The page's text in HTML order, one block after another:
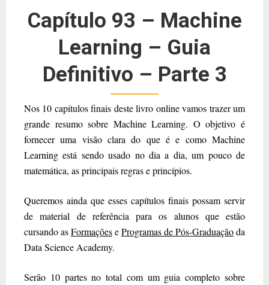
Capítulo 93 – Machine
Learning – Guia
Definitivo – Parte 3
Nos 10 capítulos finais deste livro online vamos trazer um
grande resumo sobre Machine Learning. O objetivo é
fornecer uma visão clara do que é e como Machine
Learning está sendo usado no dia a dia, um pouco de
matemática, as principais regras e princípios.
Queremos ainda que esses capítulos finais possam servir
de material de referência para os alunos que estão
cursando asFormaçõeseProgramas de Pós-Graduaçãoda
Data Science Academy.
Serão 10 partes no total com um guia completo sobre